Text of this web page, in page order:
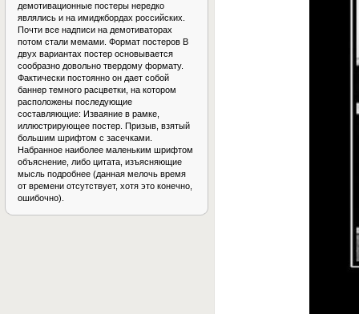
демотивационные постеры нередко
являлись и на имиджбордах российских.
Почти все надписи на демотиваторах
потом стали мемами. Формат постеров В
двух вариантах постер основывается
сообразно довольно твердому формату.
Фактически постоянно он дает собой
баннер темного расцветки, на котором
расположены последующие
составляющие: Изваяние в рамке,
иллюстрирующее постер. Призыв, взятый
большим шрифтом с засечками.
Набранное наиболее маленьким шрифтом
объяснение, либо цитата, изъясняющие
мысль подробнее (данная мелочь время
от времени отсутствует, хотя это конечно,
ошибочно).